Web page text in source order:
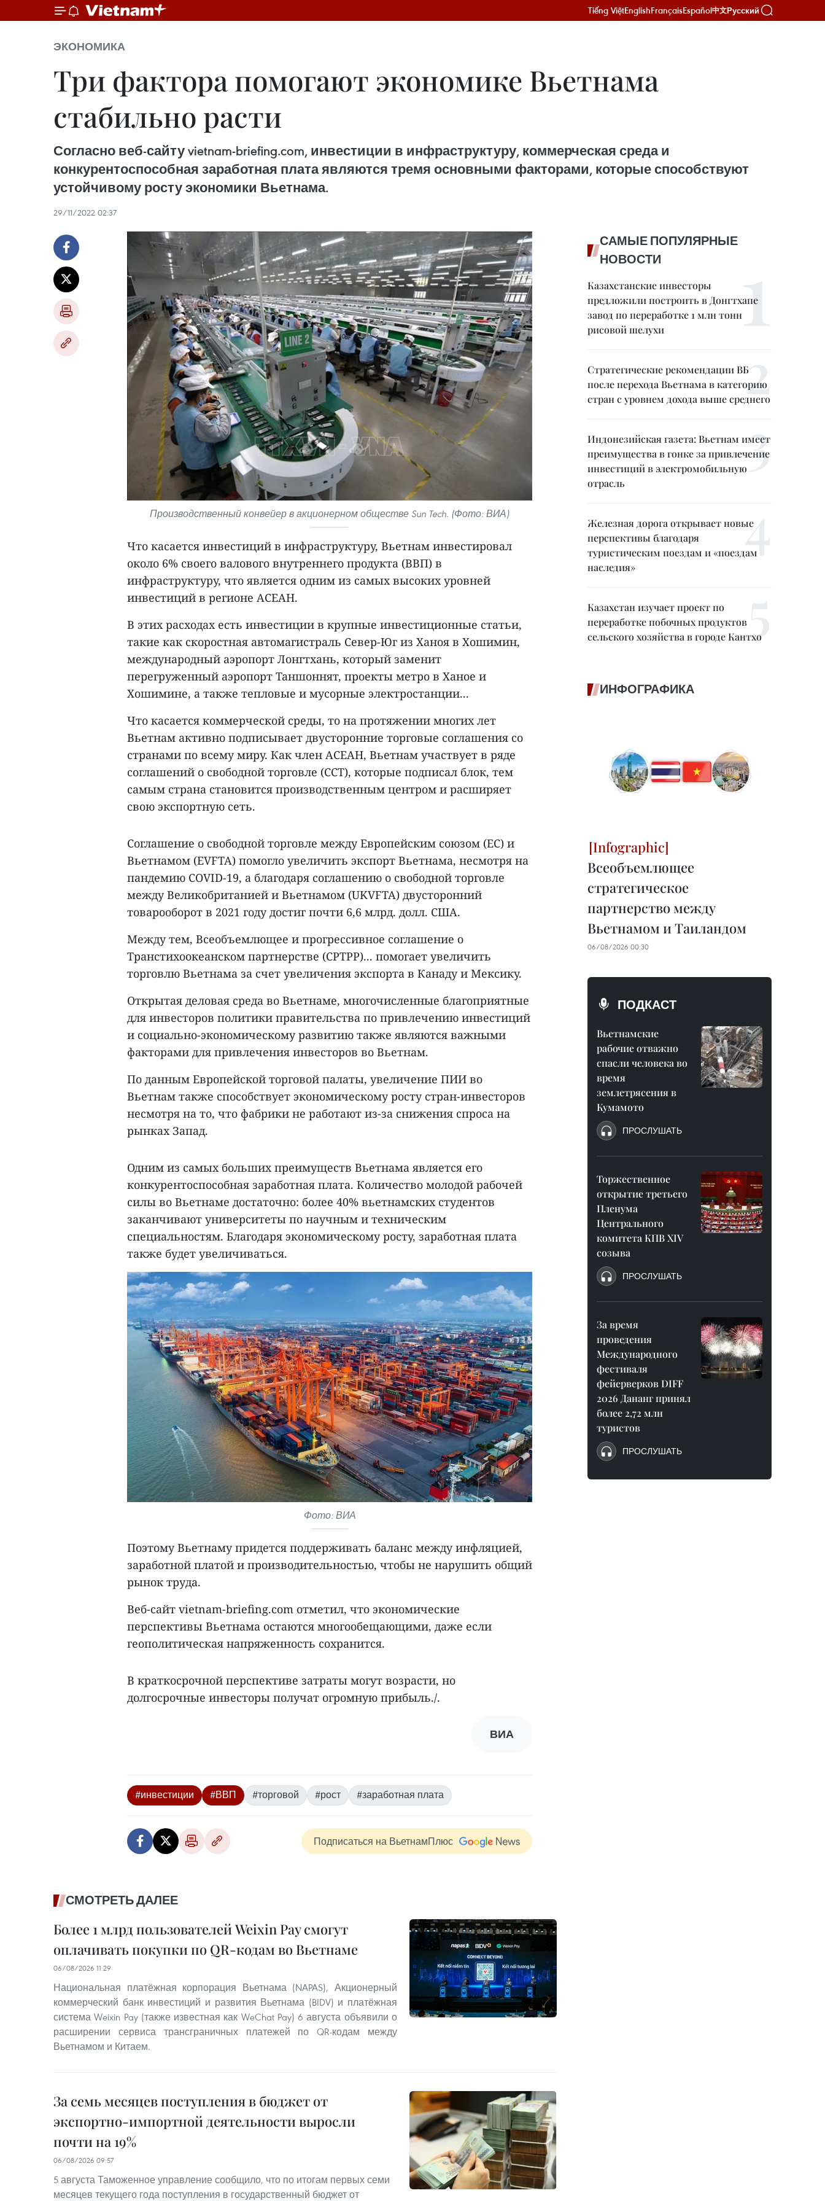
Tiếng ViệtEnglishFrançaisEspañol中文Русский
ЭКОНОМИКА
Три фактора помогают экономике Вьетнама
стабильно расти
Согласно веб-сайту vietnam-briefing.com, инвестиции в инфраструктуру, коммерческая среда и
конкурентоспособная заработная плата являются тремя основными факторами, которые способствуют
устойчивому росту экономики Вьетнама.
29/11/2022 02:37
Производственный конвейер в акционерном обществе Sun Tech. (Фото: ВИА)
Что касается инвестиций в инфраструктуру, Вьетнам инвестировал
около 6% своего валового внутреннего продукта (ВВП) в
инфраструктуру, что является одним из самых высоких уровней
инвестиций в регионе АСЕАН.
В этих расходах есть инвестиции в крупные инвестиционные статьи,
такие как скоростная автомагистраль Север-Юг из Ханоя в Хошимин,
международный аэропорт Лонгтхань, который заменит
перегруженный аэропорт Таншоннят, проекты метро в Ханое и
Хошимине, а также тепловые и мусорные электростанции...
Что касается коммерческой среды, то на протяжении многих лет
Вьетнам активно подписывает двусторонние торговые соглашения со
странами по всему миру. Как член АСЕАН, Вьетнам участвует в ряде
соглашений о свободной торговле (ССТ), которые подписал блок, тем
самым страна становится производственным центром и расширяет
свою экспортную сеть.
Соглашение о свободной торговле между Европейским союзом (ЕС) и
Вьетнамом (EVFTA) помогло увеличить экспорт Вьетнама, несмотря на
пандемию COVID-19, а благодаря соглашению о свободной торговле
между Великобританией и Вьетнамом (UKVFTA) двусторонний
товарооборот в 2021 году достиг почти 6,6 млрд. долл. США.
Между тем, Всеобъемлющее и прогрессивное соглашение о
Транстихоокеанском партнерстве (CPTPP)... помогает увеличить
торговлю Вьетнама за счет увеличения экспорта в Канаду и Мексику.
Открытая деловая среда во Вьетнаме, многочисленные благоприятные
для инвесторов политики правительства по привлечению инвестиций
и социально-экономическому развитию также являются важными
факторами для привлечения инвесторов во Вьетнам.
По данным Европейской торговой палаты, увеличение ПИИ во
Вьетнам также способствует экономическому росту стран-инвесторов
несмотря на то, что фабрики не работают из-за снижения спроса на
рынках Запад.
Одним из самых больших преимуществ Вьетнама является его
конкурентоспособная заработная плата. Количество молодой рабочей
силы во Вьетнаме достаточно: более 40% вьетнамских студентов
заканчивают университеты по научным и техническим
специальностям. Благодаря экономическому росту, заработная плата
также будет увеличиваться.
Фото: ВИА
Поэтому Вьетнаму придется поддерживать баланс между инфляцией,
заработной платой и производительностью, чтобы не нарушить общий
рынок труда.
Веб-сайт vietnam-briefing.com отметил, что экономические
перспективы Вьетнама остаются многообещающими, даже если
геополитическая напряженность сохранится.
В краткосрочной перспективе затраты могут возрасти, но
долгосрочные инвесторы получат огромную прибыль./.
ВИА
#инвестиции #ВВП #торговой #рост #заработная плата
Подписаться на ВьетнамПлюс
СМОТРЕТЬ ДАЛЕЕ
Более 1 млрд пользователей Weixin Pay смогут
оплачивать покупки по QR-кодам во Вьетнаме
06/08/2026 11:29
Национальная платёжная корпорация Вьетнама (NAPAS), Акционерный
коммерческий банк инвестиций и развития Вьетнама (BIDV) и платёжная
система Weixin Pay (также известная как WeChat Pay) 6 августа объявили о
расширении сервиса трансграничных платежей по QR-кодам между
Вьетнамом и Китаем.
За семь месяцев поступления в бюджет от
экспортно-импортной деятельности выросли
почти на 19%
06/08/2026 09:57
5 августа Таможенное управление сообщило, что по итогам первых семи
месяцев текущего года поступления в государственный бюджет от
САМЫЕ ПОПУЛЯРНЫЕ
НОВОСТИ
Казахстанские инвесторы
предложили построить в Донгтхапе
завод по переработке 1 млн тонн
рисовой шелухи
Стратегические рекомендации ВБ
после перехода Вьетнама в категорию
стран с уровнем дохода выше среднего
Индонезийская газета: Вьетнам имеет
преимущества в гонке за привлечение
инвестиций в электромобильную
отрасль
Железная дорога открывает новые
перспективы благодаря
туристическим поездам и «поездам
наследия»
Казахстан изучает проект по
переработке побочных продуктов
сельского хозяйства в городе Кантхо
ИНФОГРАФИКА
Всеобъемлющее
стратегическое
партнерство между
Вьетнамом и Таиландом
06/08/2026 00:30
ПОДКАСТ
Вьетнамские
рабочие отважно
спасли человека во
время
землетрясения в
Кумамото
ПРОСЛУШАТЬ
Торжественное
открытие третьего
Пленума
Центрального
комитета КПВ XIV
созыва
ПРОСЛУШАТЬ
За время
проведения
Международного
фестиваля
фейерверков DIFF
2026 Дананг принял
более 2,72 млн
туристов
ПРОСЛУШАТЬ